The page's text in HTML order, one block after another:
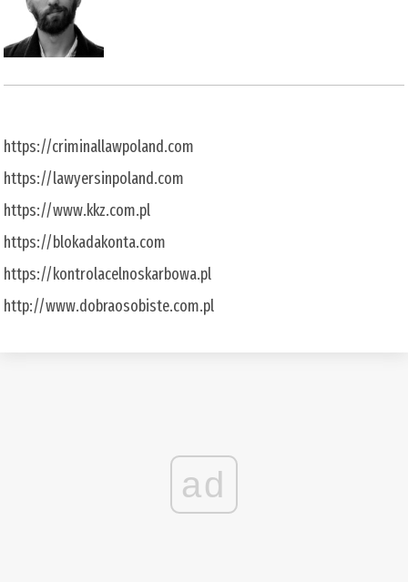
https://criminallawpoland.com
https://lawyersinpoland.com
https://www.kkz.com.pl
https://blokadakonta.com
https://kontrolacelnoskarbowa.pl
http://www.dobraosobiste.com.pl
ad